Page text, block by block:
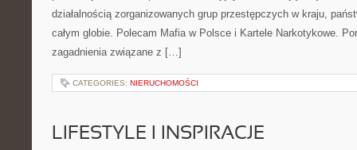
działalnością zorganizowanych grup przestępczych w kraju,
całym globie. Polecam Mafia w Polsce i Kartele Narkotykowe.
zagadnienia związane z […]
CATEGORIES: NIERUCHOMOŚCI
LIFESTYLE I INSPIRACJE